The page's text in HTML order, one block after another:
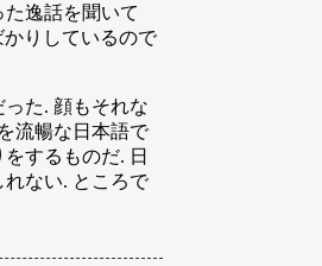
逸話を聞いて
かりしているので
た. 顔もそれな
流暢な日本語で
するものだ. 日
ない. ところで